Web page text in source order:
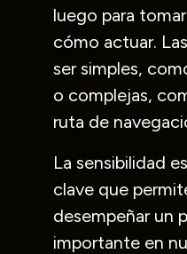
luego para
cómo actuar.
ser simples,
o complejas,
ruta de
La sensibilidad
clave que
desempeñar un
importante en